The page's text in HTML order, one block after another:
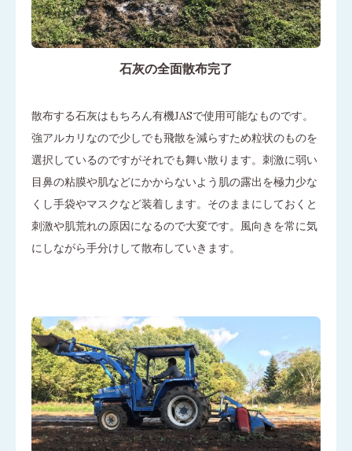
石灰の全面散布完了
散布する石灰はもちろん有機JASで使用可能なものです。
強アルカリなので少しでも飛散を減らすため粒状のものを
選択しているのですがそれでも舞い散ります。刺激に弱い
目鼻の粘膜や肌などにかからないよう肌の露出を極力少な
くし手袋やマスクなど装着します。そのままにしておくと
刺激や肌荒れの原因になるので大変です。風向きを常に気
にしながら手分けして散布していきます。